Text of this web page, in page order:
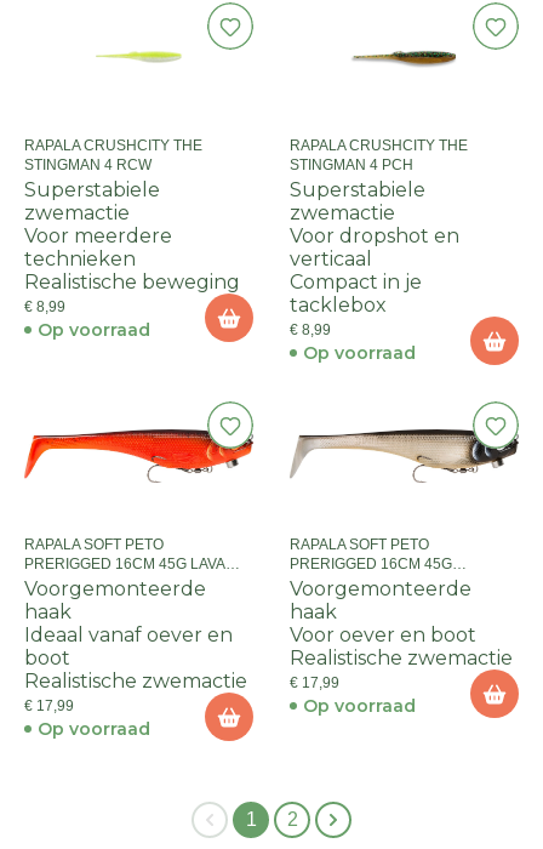
RAPALA CRUSHCITY THE
STINGMAN 4 RCW
Superstabiele
zwemactie
Voor meerdere
technieken
Realistische beweging
€ 8,99
Op voorraad
RAPALA CRUSHCITY THE
STINGMAN 4 PCH
Superstabiele
zwemactie
Voor dropshot en
verticaal
Compact in je
tacklebox
€ 8,99
Op voorraad
RAPALA SOFT PETO
PRERIGGED 16CM 45G LAVA
ROACH
Voorgemonteerde
haak
Ideaal vanaf oever en
boot
Realistische zwemactie
€ 17,99
Op voorraad
RAPALA SOFT PETO
PRERIGGED 16CM 45G
HALLOWEEN
Voorgemonteerde
haak
Voor oever en boot
Realistische zwemactie
€ 17,99
Op voorraad
1 2